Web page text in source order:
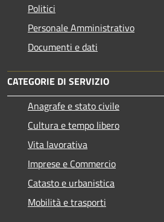
Politici
Personale Amministrativo
Documenti e dati
CATEGORIE DI SERVIZIO
Anagrafe e stato civile
Cultura e tempo libero
Vita lavorativa
Imprese e Commercio
Catasto e urbanistica
Mobilità e trasporti